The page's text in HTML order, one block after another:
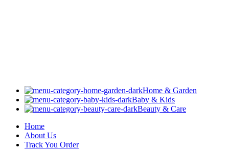
Home & Garden
Baby & Kids
Beauty & Care
Home
About Us
Track You Order